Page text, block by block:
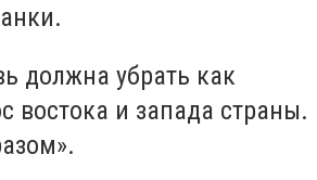
должна убрать как
востока и запада страны.